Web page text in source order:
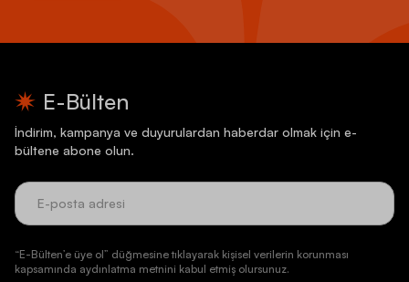
E-Bülten
İndirim, kampanya ve duyurulardan haberdar olmak için e-
bültene abone olun.
“E-Bülten’e üye ol” düğmesine tıklayarak kişisel verilerin korunması
kapsamında aydınlatma metnini kabul etmiş olursunuz.